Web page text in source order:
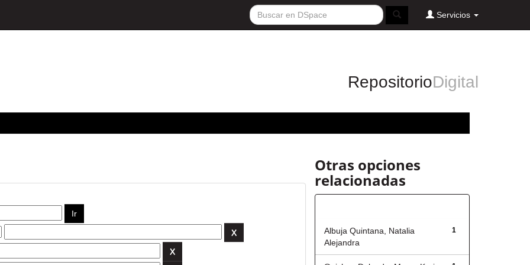
Servicios
RepositorioDigital
Otras opciones
relacionadas
1
Albuja Quintana, Natalia
Alejandra